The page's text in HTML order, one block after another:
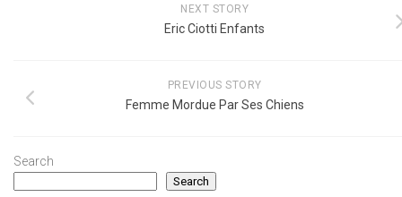
NEXT STORY
Eric Ciotti Enfants
PREVIOUS STORY
Femme Mordue Par Ses Chiens
Search
Search